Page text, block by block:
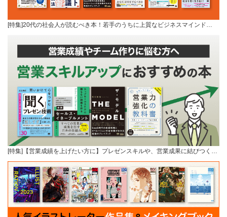
[特集]20代の社会人が読むべき本！若手のうちに上質なビジネスマインド…
[特集]【営業成績を上げたい方に】プレゼンスキルや、営業成果に結びつく…